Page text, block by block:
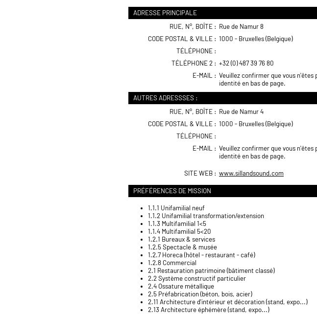
ADRESSE PRINCIPALE
RUE, N°, BOÎTE : Rue de Namur 8
CODE POSTAL & VILLE : 1000 - Bruxelles (Belgique)
TÉLÉPHONE :
TÉLÉPHONE 2 : +32 (0) 487 39 76 80
E-MAIL : Veuillez confirmer que vous n'êtes
identité en bas de page.
AUTRES ADRESSSES :
RUE, N°, BOÎTE : Rue de Namur 4
CODE POSTAL & VILLE : 1000 - Bruxelles (Belgique)
TÉLÉPHONE :
E-MAIL : Veuillez confirmer que vous n'êtes
identité en bas de page.
SITE WEB : www.sillandsound.com
PRÉFÉRENCES DE MISSION
1.1.1 Unifamilial neuf
1.1.2 Unifamilial transformation/extension
1.1.3 Multifamilial 1<5
1.1.4 Multifamilial 5<20
1.2.1 Bureaux & services
1.2.5 Spectacle & musée
1.2.7 Horeca (hôtel - restaurant - café)
1.2.8 Commercial
2.1 Restauration patrimoine (bâtiment classé)
2.2 Système constructif particulier
2.4 Ossature métallique
2.5 Préfabrication (béton, bois, acier)
2.11 Architecture d'intérieur et décoration (stand, expo...)
2.13 Architecture éphémère (stand, expo...)